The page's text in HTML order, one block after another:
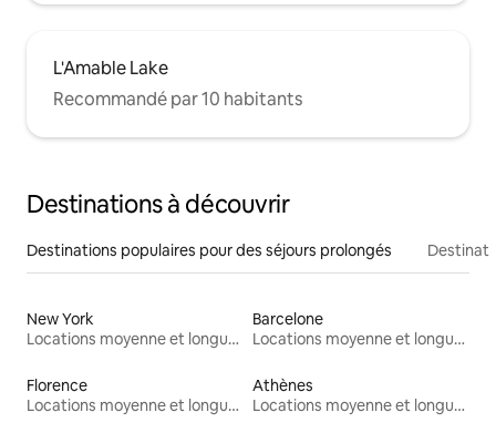
L'Amable Lake
Recommandé par 10 habitants
Destinations à découvrir
Destinations populaires pour des séjours prolongés
New York
Locations moyenne et longue durée
Barcelone
Locations moyenne et longue durée
Florence
Locations moyenne et longue durée
Athènes
Locations moyenne et longue durée